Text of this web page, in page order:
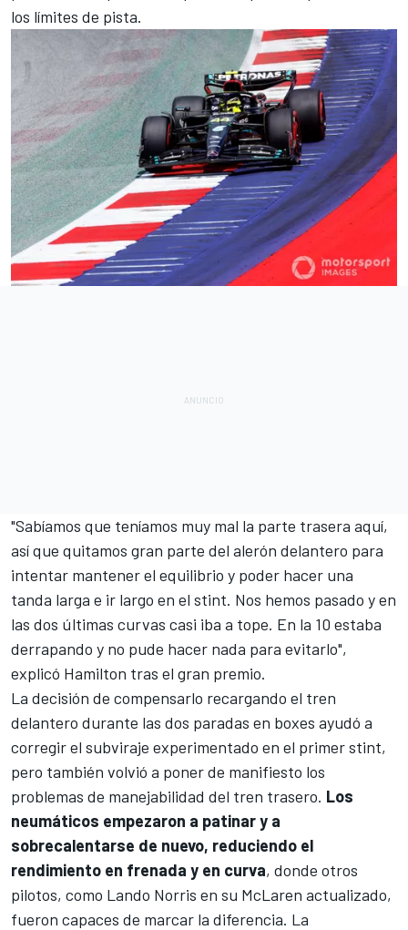
los límites de pista.
"Sabíamos que teníamos muy mal la parte trasera aquí,
así que quitamos gran parte del alerón delantero para
intentar mantener el equilibrio y poder hacer una
tanda larga e ir largo en el stint. Nos hemos pasado y en
las dos últimas curvas casi iba a tope. En la 10 estaba
derrapando y no pude hacer nada para evitarlo",
explicó Hamilton tras el gran premio.
La decisión de compensarlo recargando el tren
delantero durante las dos paradas en boxes ayudó a
corregir el subviraje experimentado en el primer stint,
pero también volvió a poner de manifiesto los
problemas de manejabilidad del tren trasero. Los
neumáticos empezaron a patinar y a
sobrecalentarse de nuevo, reduciendo el
rendimiento en frenada y en curva, donde otros
pilotos, como Lando Norris en su McLaren actualizado,
fueron capaces de marcar la diferencia. La